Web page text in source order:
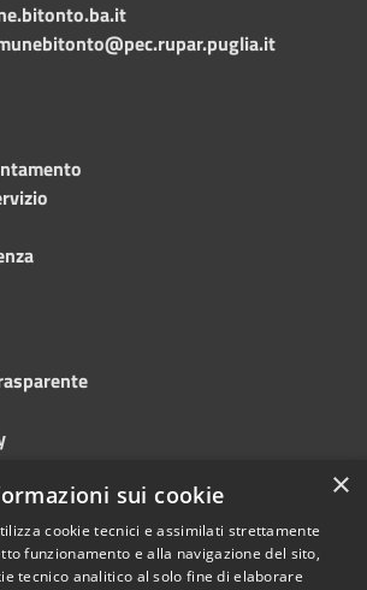
Meccanismo di feedback ×
sui cookie
cookie tecnici e assimilati strettamente
funzionamento e alla navigazione del sito,
tecnico analitico al solo fine di elaborare